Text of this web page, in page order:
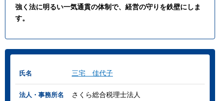
強く法に明るい一気通貫の体制で、経営の守りを鉄壁にしま
す。
氏名 三宅 佳代子
法人・事務所名 さくら総合税理士法人